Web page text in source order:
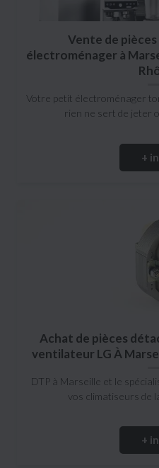
Vente de
électroménager à
Votre petit électroménager
rien ne sert de jeter
+
Achat de pièces
ventilateur LG À
DTP à Marseille et le
vos climatiseurs de
+